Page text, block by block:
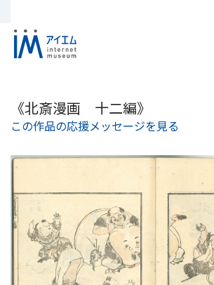
《北斎漫画 十二編》
この作品の応援メッセージを見る